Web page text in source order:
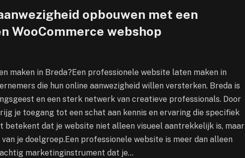
opbouwen met een
WooCommerce webshop
maken in Breda?Een professionele website laten maken in
die hun online aanwezigheid willen versterken. Breda is
en een sterk netwerk van creatieve professionals. Door
je toegang tot een schat aan kennis en ervaring die specifiek
betekent dat je website niet alleen visueel aantrekkelijk is, maar
je doelgroep.Een professionele website is meer dan alleen
marketinginstrument dat je…